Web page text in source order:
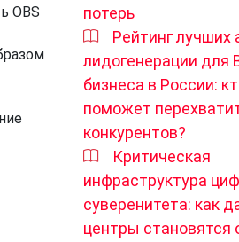
OBS
потерь
Рейтинг лучших
лидогенерации для
бизнеса в России:
поможет
конкурентов?
Критическая
инфраструктура
суверенитета: как
центры становятся